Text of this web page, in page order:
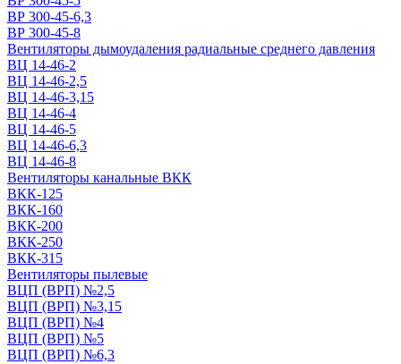
ВР 300-45-6,3
ВР 300-45-8
Вентиляторы дымоудаления радиальные среднего давления
ВЦ 14-46-2
ВЦ 14-46-2,5
ВЦ 14-46-3,15
ВЦ 14-46-4
ВЦ 14-46-5
ВЦ 14-46-6,3
ВЦ 14-46-8
Вентиляторы канальные ВКК
ВКК-125
ВКК-160
ВКК-200
ВКК-250
ВКК-315
Вентиляторы пылевые
ВЦП (ВРП) №2,5
ВЦП (ВРП) №3,15
ВЦП (ВРП) №4
ВЦП (ВРП) №5
ВЦП (ВРП) №6,3